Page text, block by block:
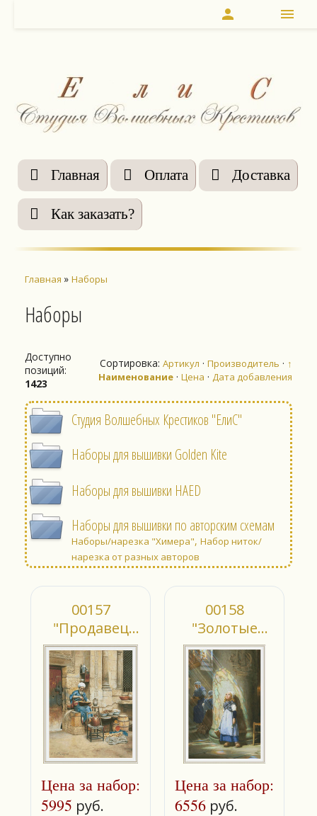
menu
person
Главная Оплата Доставка
Как заказать?
Главная » Наборы
Наборы
Доступно
позиций:
1423
Сортировка: Артикул · Производитель · ↑
Наименование · Цена · Дата добавления
Студия Волшебных Крестиков "ЕлиС"
Наборы для вышивки Golden Kite
Наборы для вышивки HAED
Наборы для вышивки по авторским схемам
Наборы/нарезка "Химера", Набор ниток/
нарезка от разных авторов
00157
"Продавец
щербета в
Каире"
Цена за набор:
5995 руб.
00158
"Золотые
лучи"
Цена за набор:
6556 руб.